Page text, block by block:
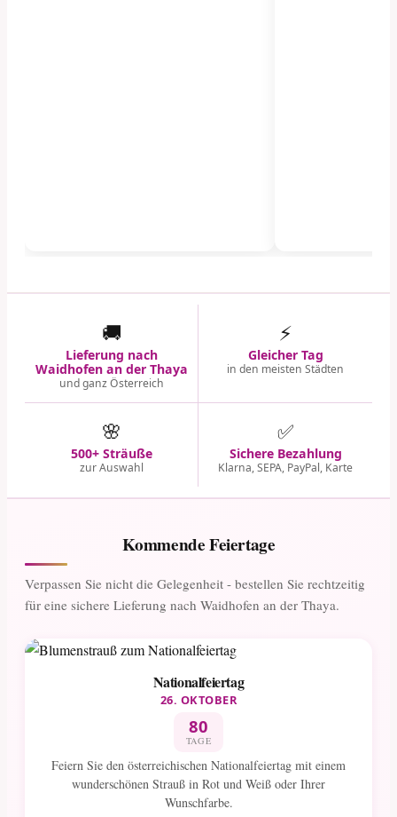
🚚
Lieferung nach
Waidhofen an der Thaya
und ganz Österreich
⚡
Gleicher Tag
in den meisten Städten
🌸
500+ Sträuße
zur Auswahl
✅
Sichere Bezahlung
Klarna, SEPA, PayPal, Karte
Kommende Feiertage
Verpassen Sie nicht die Gelegenheit - bestellen Sie rechtzeitig
für eine sichere Lieferung nach Waidhofen an der Thaya.
Nationalfeiertag
26. OKTOBER
80
TAGE
Feiern Sie den österreichischen Nationalfeiertag mit einem
wunderschönen Strauß in Rot und Weiß oder Ihrer
Wunschfarbe.